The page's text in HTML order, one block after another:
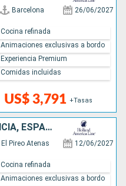
Barcelona 26/06/2027
US$ 3,791 +Tasas
Cocina refinada
Animaciones exclusivas a bordo
Experiencia Premium
Comidas incluidas
MONTENEGRO, ITALIA, FRANCIA, ESPAÑA, MALTA, GRECIA, TURQUÍA
El Pireo Atenas 12/06/2027
Cocina refinada
Animaciones exclusivas a bordo